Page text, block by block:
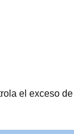
el exceso